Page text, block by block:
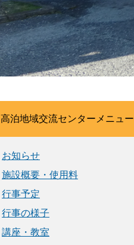
高泊地域交流センターメニュー
お知らせ
施設概要・使用料
行事予定
行事の様子
講座・教室